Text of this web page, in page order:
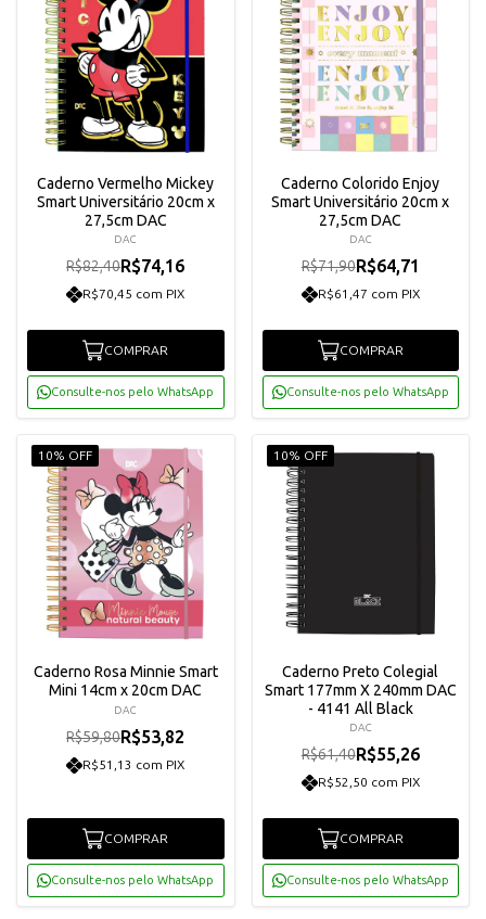
Caderno Vermelho Mickey
Smart Universitário 20cm x
27,5cm DAC
DAC
R$82,40R$74,16
R$70,45 com PIX
COMPRAR
Consulte-nos pelo WhatsApp
Caderno Colorido Enjoy
Smart Universitário 20cm x
27,5cm DAC
DAC
R$71,90R$64,71
R$61,47 com PIX
COMPRAR
Consulte-nos pelo WhatsApp
10% OFF
Caderno Rosa Minnie Smart
Mini 14cm x 20cm DAC
DAC
R$59,80R$53,82
R$51,13 com PIX
COMPRAR
Consulte-nos pelo WhatsApp
10% OFF
Caderno Preto Colegial
Smart 177mm X 240mm DAC
- 4141 All Black
DAC
R$61,40R$55,26
R$52,50 com PIX
COMPRAR
Consulte-nos pelo WhatsApp